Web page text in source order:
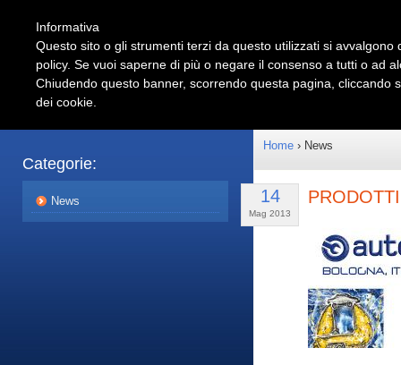
Shop
Automotive
Categorie:
News
Home › News
14
Mag 2013
Informativa
Questo sito o gli strumenti terzi da questo utilizzati si
policy. Se vuoi saperne di più o negare il consenso a tutti o ad
Chiudendo questo banner, scorrendo questa pagina, cliccando
dei cookie.